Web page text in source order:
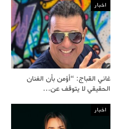
اخبار
غاني القباج: “أؤمن بأن الفنان
الحقيقي لا يتوقف عن…
اخبار